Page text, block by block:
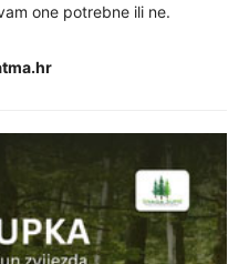
one potrebne ili ne.